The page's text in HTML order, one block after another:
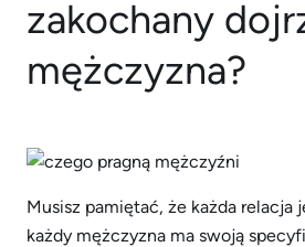
zakochany
mężczyzna?
Musisz pamiętać, że każda relacja
każdy mężczyzna ma swoją